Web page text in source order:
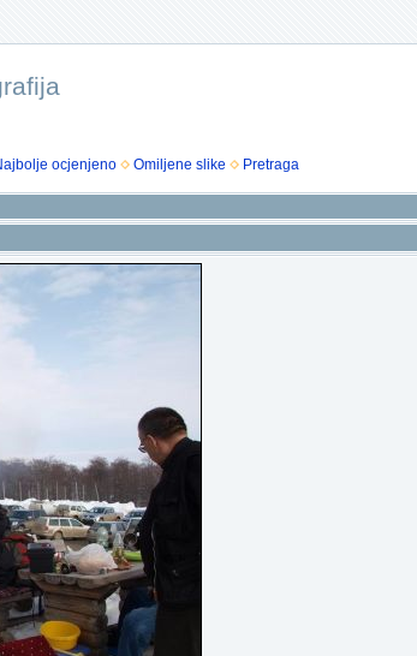
ocjenjeno Omiljene slike Pretraga